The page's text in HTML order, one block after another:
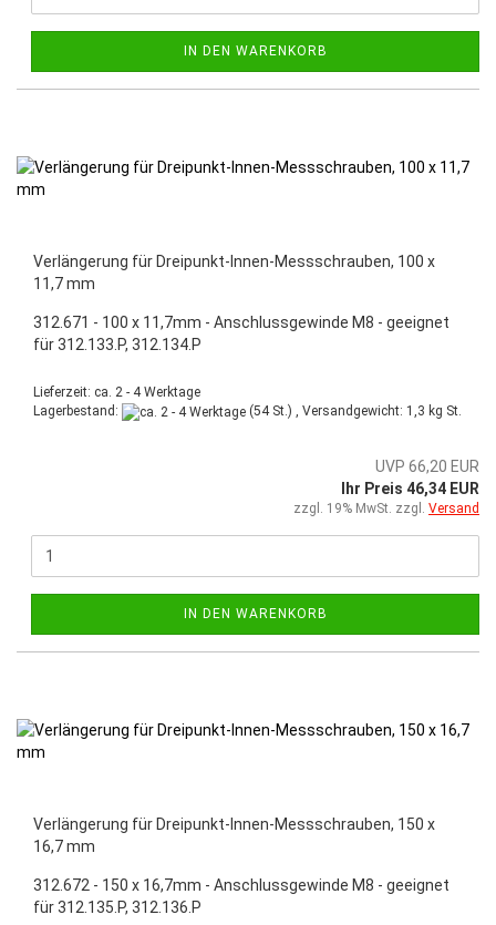
IN DEN WARENKORB
Verlängerung für Dreipunkt-Innen-Messschrauben, 100 x
11,7 mm
312.671 - 100 x 11,7mm - Anschlussgewinde M8 - geeignet
für 312.133.P, 312.134.P
Lieferzeit: ca. 2 - 4 Werktage
Lagerbestand:
(54 St.) , Versandgewicht: 1,3 kg St.
UVP 66,20 EUR
Ihr Preis 46,34 EUR
zzgl. 19% MwSt. zzgl. Versand
IN DEN WARENKORB
Verlängerung für Dreipunkt-Innen-Messschrauben, 150 x
16,7 mm
312.672 - 150 x 16,7mm - Anschlussgewinde M8 - geeignet
für 312.135.P, 312.136.P